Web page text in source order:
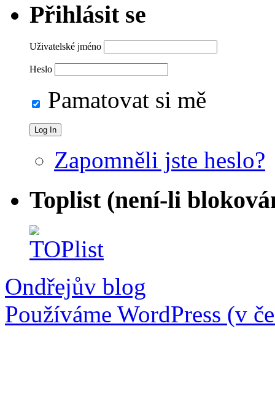
Přihlásit se
Uživatelské jméno
Heslo
Pamatovat si mě
Zapomněli jste heslo?
Toplist (není-li
Ondřejův blog
Používáme WordPress (v